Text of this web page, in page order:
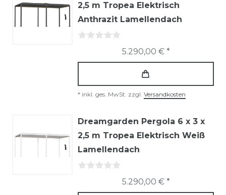
2,5 m Tropea Elektrisch
Anthrazit Lamellendach
5.290,00 € *
* inkl. ges. MwSt. zzgl. Versandkosten
Dreamgarden Pergola 6 x 3 x
2,5 m Tropea Elektrisch Weiß
Lamellendach
5.290,00 € *